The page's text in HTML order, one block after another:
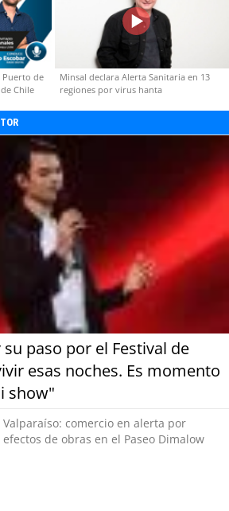
Puerto de
Chile
Minsal declara Alerta Sanitaria en 13
regiones por virus hanta
paso por el Festival de
esas noches. Es momento
show"
Valparaíso: comercio en alerta por
efectos de obras en el Paseo Dimalow